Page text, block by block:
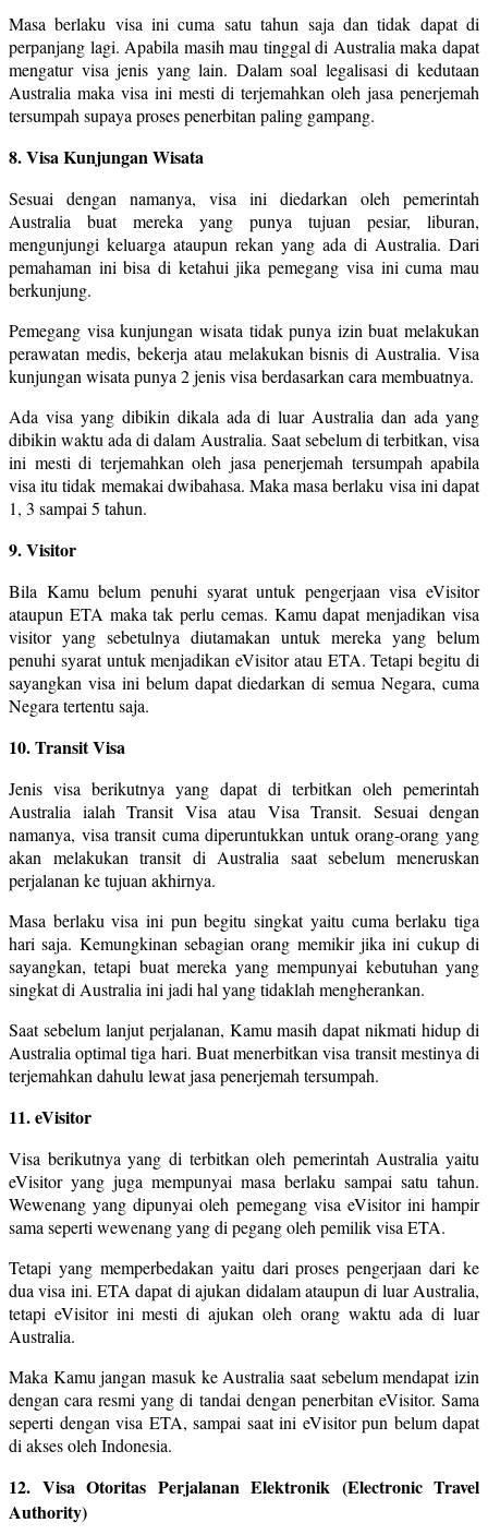
Masa berlaku visa ini cuma satu tahun saja dan tidak dapat di
perpanjang lagi. Apabila masih mau tinggal di Australia maka dapat
mengatur visa jenis yang lain. Dalam soal legalisasi di kedutaan
Australia maka visa ini mesti di terjemahkan oleh jasa penerjemah
tersumpah supaya proses penerbitan paling gampang.
8. Visa Kunjungan Wisata
Sesuai dengan namanya, visa ini diedarkan oleh pemerintah
Australia buat mereka yang punya tujuan pesiar, liburan,
mengunjungi keluarga ataupun rekan yang ada di Australia. Dari
pemahaman ini bisa di ketahui jika pemegang visa ini cuma mau
berkunjung.
Pemegang visa kunjungan wisata tidak punya izin buat melakukan
perawatan medis, bekerja atau melakukan bisnis di Australia. Visa
kunjungan wisata punya 2 jenis visa berdasarkan cara membuatnya.
Ada visa yang dibikin dikala ada di luar Australia dan ada yang
dibikin waktu ada di dalam Australia. Saat sebelum di terbitkan, visa
ini mesti di terjemahkan oleh jasa penerjemah tersumpah apabila
visa itu tidak memakai dwibahasa. Maka masa berlaku visa ini dapat
1, 3 sampai 5 tahun.
9. Visitor
Bila Kamu belum penuhi syarat untuk pengerjaan visa eVisitor
ataupun ETA maka tak perlu cemas. Kamu dapat menjadikan visa
visitor yang sebetulnya diutamakan untuk mereka yang belum
penuhi syarat untuk menjadikan eVisitor atau ETA. Tetapi begitu di
sayangkan visa ini belum dapat diedarkan di semua Negara, cuma
Negara tertentu saja.
10. Transit Visa
Jenis visa berikutnya yang dapat di terbitkan oleh pemerintah
Australia ialah Transit Visa atau Visa Transit. Sesuai dengan
namanya, visa transit cuma diperuntukkan untuk orang-orang yang
akan melakukan transit di Australia saat sebelum meneruskan
perjalanan ke tujuan akhirnya.
Masa berlaku visa ini pun begitu singkat yaitu cuma berlaku tiga
hari saja. Kemungkinan sebagian orang memikir jika ini cukup di
sayangkan, tetapi buat mereka yang mempunyai kebutuhan yang
singkat di Australia ini jadi hal yang tidaklah mengherankan.
Saat sebelum lanjut perjalanan, Kamu masih dapat nikmati hidup di
Australia optimal tiga hari. Buat menerbitkan visa transit mestinya di
terjemahkan dahulu lewat jasa penerjemah tersumpah.
11. eVisitor
Visa berikutnya yang di terbitkan oleh pemerintah Australia yaitu
eVisitor yang juga mempunyai masa berlaku sampai satu tahun.
Wewenang yang dipunyai oleh pemegang visa eVisitor ini hampir
sama seperti wewenang yang di pegang oleh pemilik visa ETA.
Tetapi yang memperbedakan yaitu dari proses pengerjaan dari ke
dua visa ini. ETA dapat di ajukan didalam ataupun di luar Australia,
tetapi eVisitor ini mesti di ajukan oleh orang waktu ada di luar
Australia.
Maka Kamu jangan masuk ke Australia saat sebelum mendapat izin
dengan cara resmi yang di tandai dengan penerbitan eVisitor. Sama
seperti dengan visa ETA, sampai saat ini eVisitor pun belum dapat
di akses oleh Indonesia.
12. Visa Otoritas Perjalanan Elektronik (Electronic Travel
Authority)